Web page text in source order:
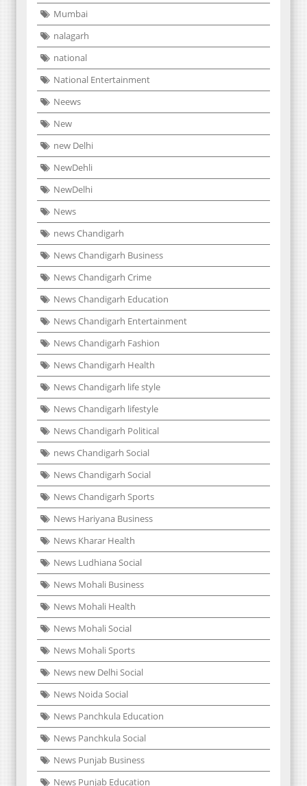
Mumbai
nalagarh
national
National Entertainment
Neews
New
new Delhi
NewDehli
NewDelhi
News
news Chandigarh
News Chandigarh Business
News Chandigarh Crime
News Chandigarh Education
News Chandigarh Entertainment
News Chandigarh Fashion
News Chandigarh Health
News Chandigarh life style
News Chandigarh lifestyle
News Chandigarh Political
news Chandigarh Social
News Chandigarh Social
News Chandigarh Sports
News Hariyana Business
News Kharar Health
News Ludhiana Social
News Mohali Business
News Mohali Health
News Mohali Social
News Mohali Sports
News new Delhi Social
News Noida Social
News Panchkula Education
News Panchkula Social
News Punjab Business
News Punjab Education